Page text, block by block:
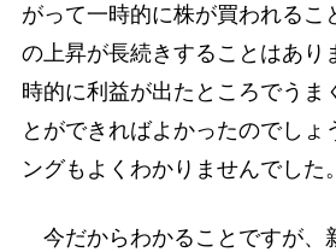
がって一時的に株が買われるこ
の上昇が長続きすることはあり
時的に利益が出たところでうま
とができればよかったのでしょ
ングもよくわかりませんでした。
今だからわかることですが、